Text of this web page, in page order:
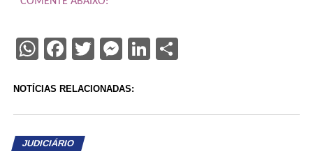
WhatsApp
Facebook
Twitter
Messenger
LinkedIn
Share
NOTÍCIAS RELACIONADAS:
JUDICIÁRIO